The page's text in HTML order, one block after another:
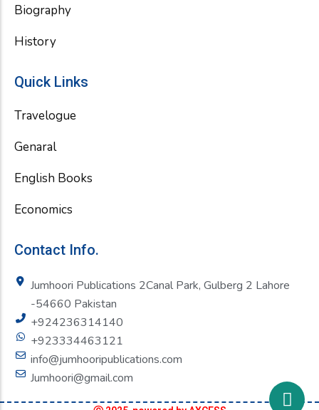
Biography
History
Quick Links
Travelogue
Genaral
English Books
Economics
Contact Info.
Jumhoori Publications 2Canal Park, Gulberg 2 Lahore
-54660 Pakistan
+924236314140
+923334463121
info@jumhooripublications.com
Jumhoori@gmail.com